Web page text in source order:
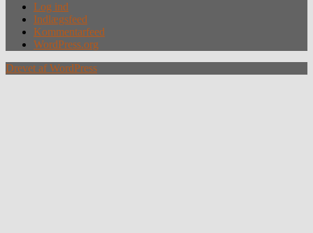
Log ind
Indlægsfeed
Kommentarfeed
WordPress.org
Drevet af WordPress